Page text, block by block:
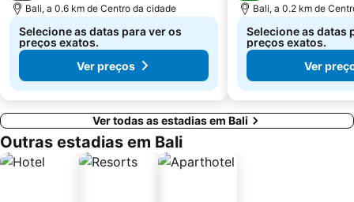
Bali, a 0.6 km de Centro da cidade
Selecione as datas para ver os
preços exatos.
Ver preços
Bali, a 0.2 km de
Selecione as datas
preços exatos.
Ver
Ver todas as estadias em Bali
Outras estadias em Bali